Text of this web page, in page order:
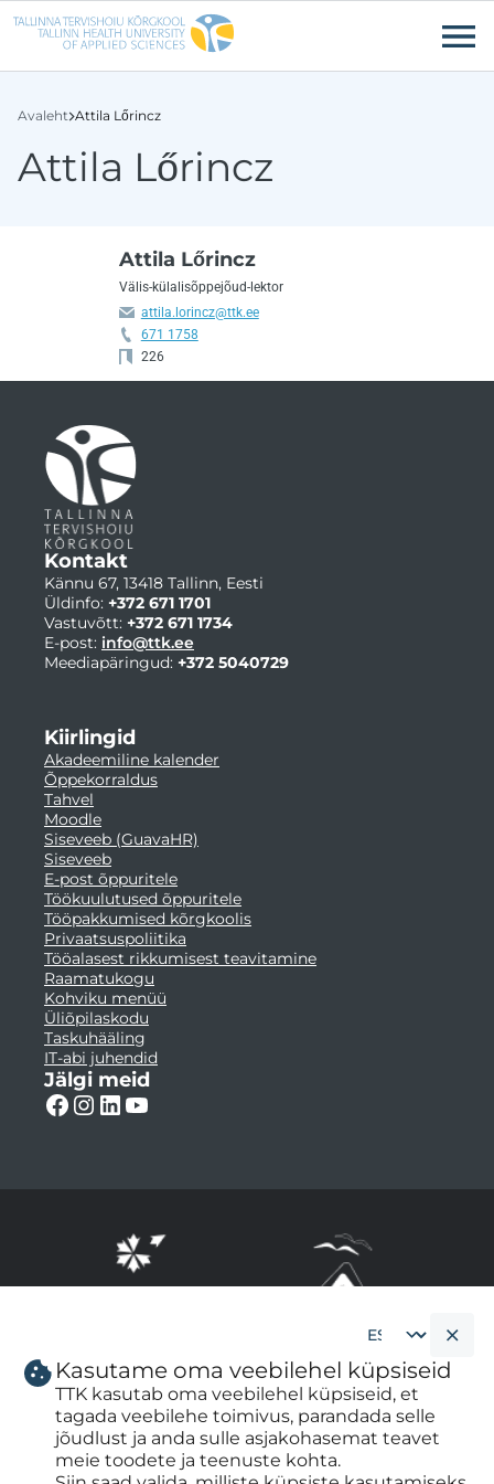
Liigu edasi põhisisu juurde Ligipääsetavus
Avaleht Attila Lőrincz
Attila Lőrincz
Attila Lőrincz
Välis-külalisõppejõud-lektor
attila.lorincz@ttk.ee
671 1758
226
Kontakt
Kännu 67, 13418 Tallinn, Eesti
Üldinfo: +372 671 1701
Vastuvõtt: +372 671 1734
E-post: info@ttk.ee
Meediapäringud: +372 5040729
Kiirlingid
Akadeemiline kalender
Õppekorraldus
Tahvel
Moodle
Siseveeb (GuavaHR)
Siseveeb
E-post õppuritele
Töökuulutused õppuritele
Tööpakkumised kõrgkoolis
Privaatsuspoliitika
Tööalasest rikkumisest teavitamine
Raamatukogu
Kohviku menüü
Üliõpilaskodu
Taskuhääling
IT-abi juhendid
Jälgi meid
Cookie
banner
language
Kasutame oma veebilehel küpsiseid
TTK kasutab oma veebilehel küpsiseid, et
tagada veebilehe toimivus, parandada selle
jõudlust ja anda sulle asjakohasemat teavet
meie toodete ja teenuste kohta.